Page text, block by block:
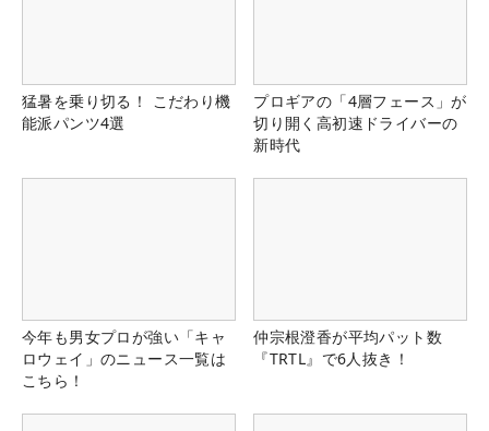
猛暑を乗り切る！ こだわり機
能派パンツ4選
プロギアの「4層フェース」が
切り開く高初速ドライバーの
新時代
今年も男女プロが強い「キャ
ロウェイ」のニュース一覧は
こちら！
仲宗根澄香が平均パット数
『TRTL』で6人抜き！